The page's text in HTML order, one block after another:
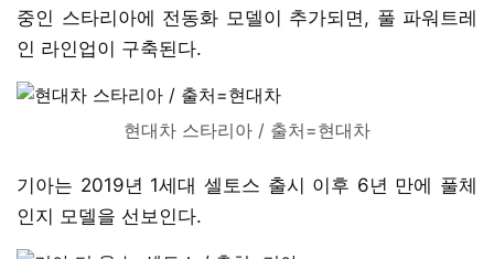
중인 스타리아에 전동화 모델이 추가되면, 풀 파워트레
인 라인업이 구축된다.
현대차 스타리아 / 출처=현대차
기아는 2019년 1세대 셀토스 출시 이후 6년 만에 풀체
인지 모델을 선보인다.